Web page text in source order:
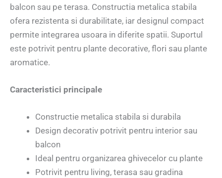
balcon sau pe terasa. Constructia metalica stabila
ofera rezistenta si durabilitate, iar designul compact
permite integrarea usoara in diferite spatii. Suportul
este potrivit pentru plante decorative, flori sau plante
aromatice.
Caracteristici principale
Constructie metalica stabila si durabila
Design decorativ potrivit pentru interior sau
balcon
Ideal pentru organizarea ghivecelor cu plante
Potrivit pentru living, terasa sau gradina